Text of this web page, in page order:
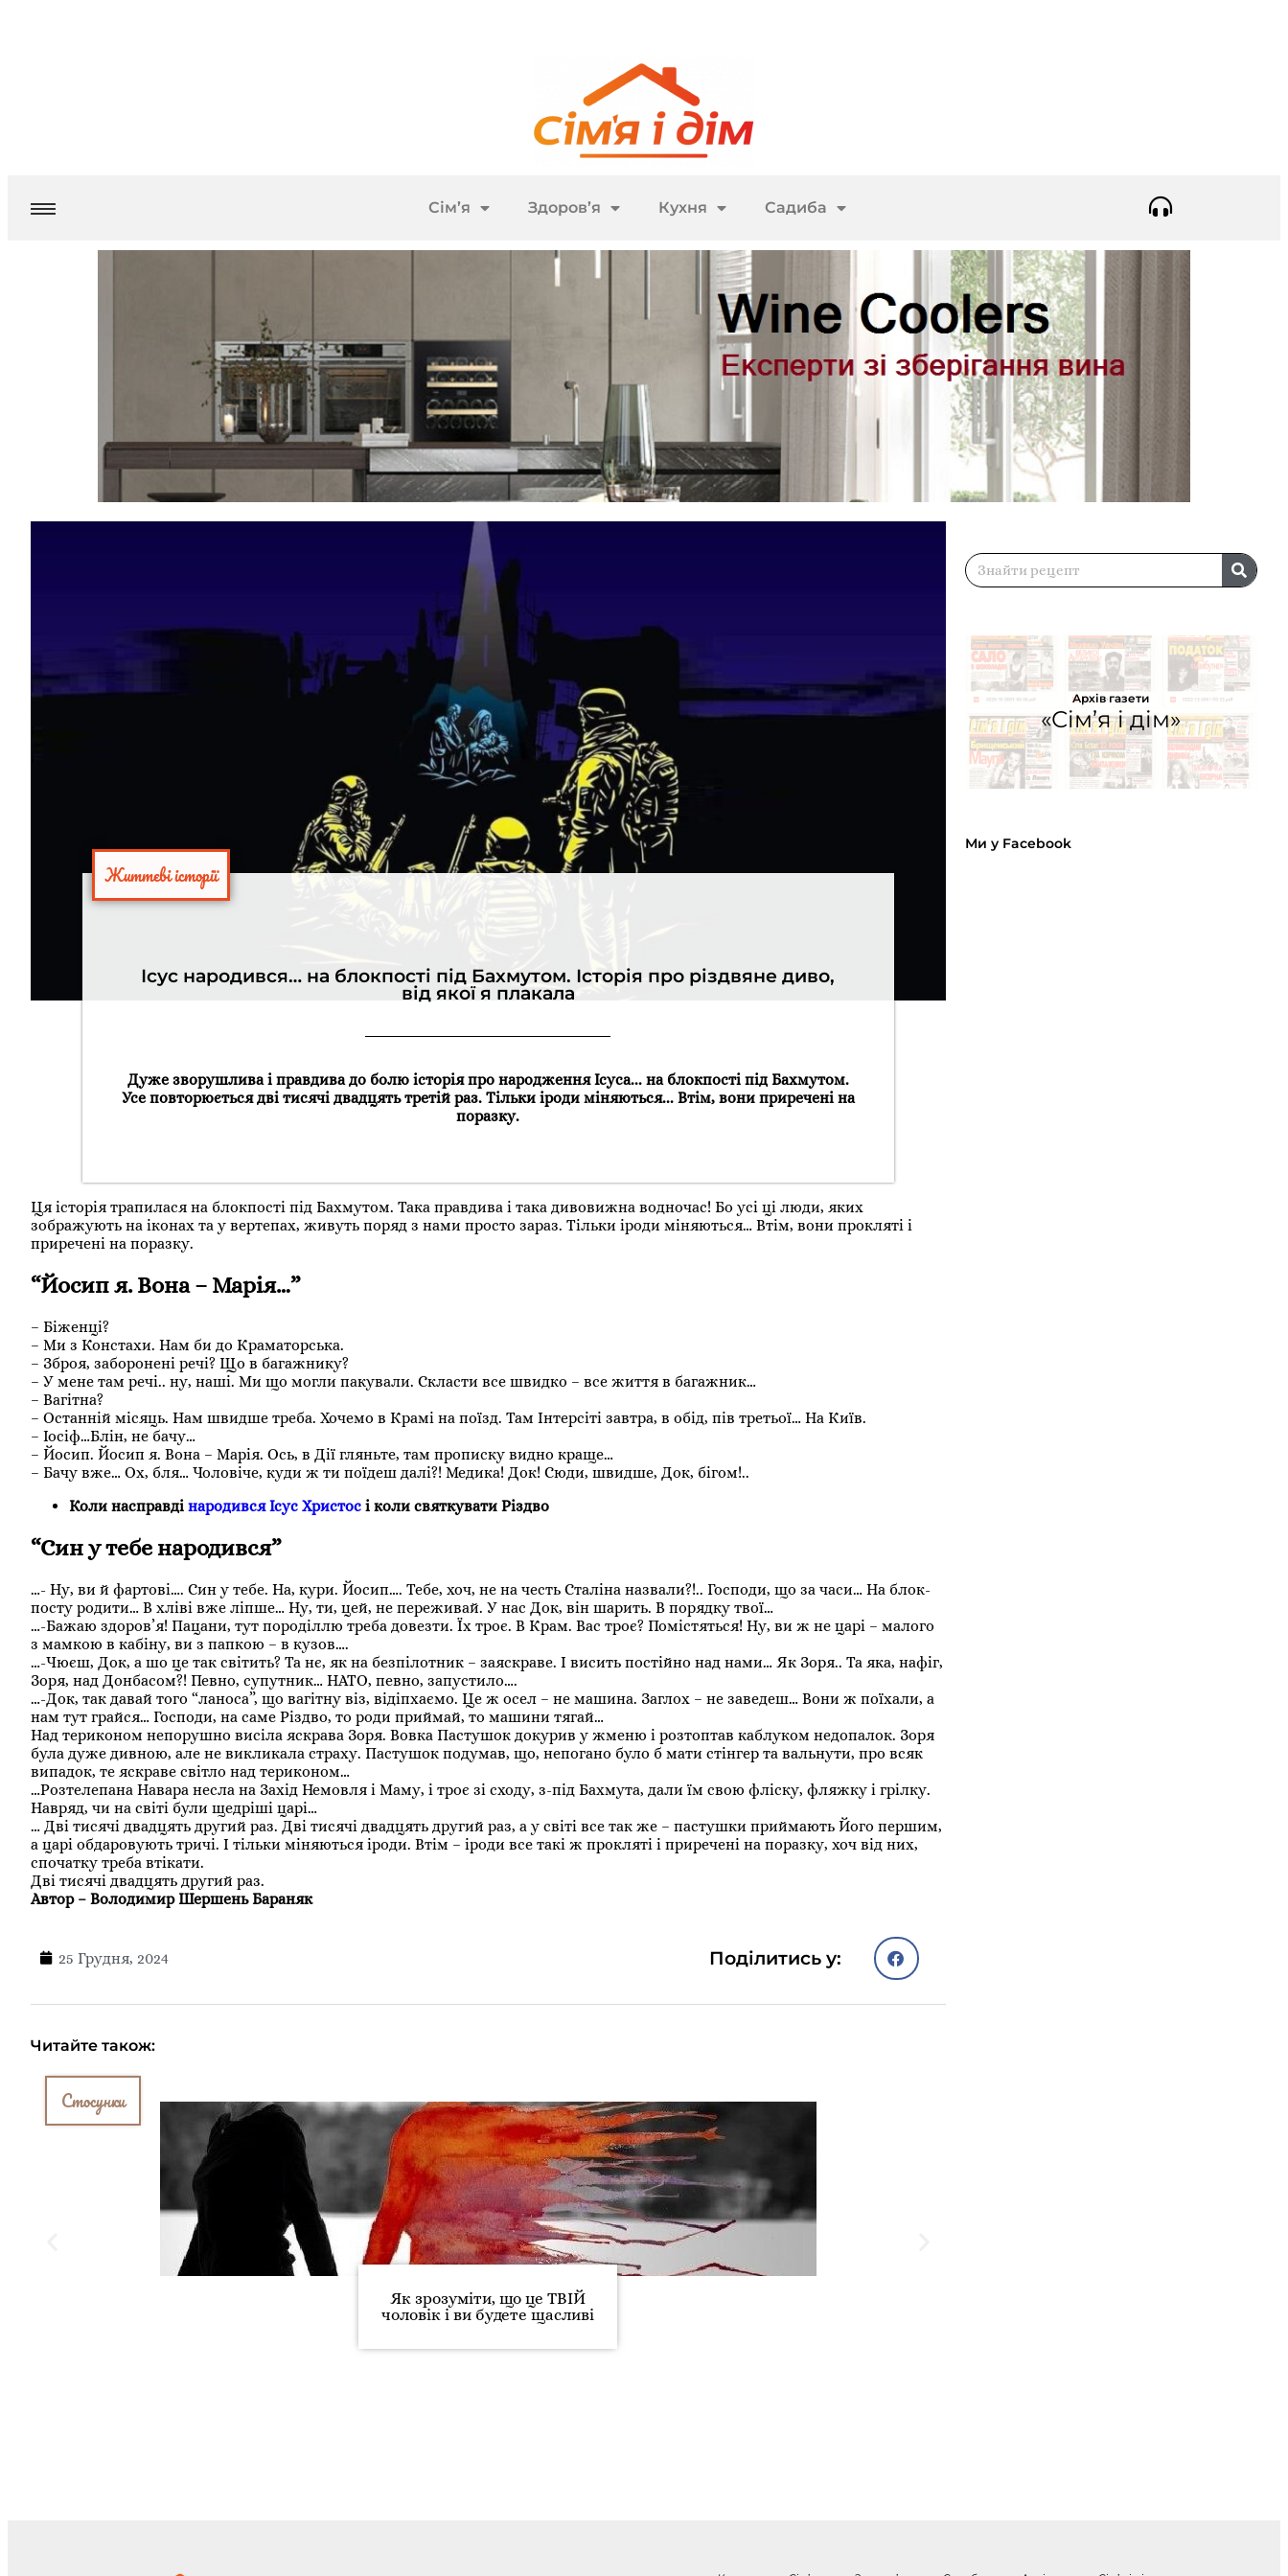
Сім’я Здоров’я Кухня Садиба
Життєві історії
Ісус народився… на блокпості під Бахмутом. Історія про різдвяне диво,
від якої я плакала
Дуже зворушлива і правдива до болю історія про народження Ісуса... на блокпості під Бахмутом.
Усе повторюється дві тисячі двадцять третій раз. Тільки іроди міняються... Втім, вони приречені на
поразку.
Ця історія трапилася на блокпості під Бахмутом. Така правдива і така дивовижна водночас! Бо усі ці люди, яких
зображують на іконах та у вертепах, живуть поряд з нами просто зараз. Тільки іроди міняються… Втім, вони прокляті і
приречені на поразку.
“Йосип я. Вона – Марія…”
– Біженці?
– Ми з Констахи. Нам би до Краматорська.
– Зброя, заборонені речі? Що в багажнику?
– У мене там речі.. ну, наші. Ми що могли пакували. Скласти все швидко – все життя в багажник…
– Вагітна?
– Останній місяць. Нам швидше треба. Хочемо в Крамі на поїзд. Там Інтерсіті завтра, в обід, пів третьої… На Київ.
– Іосіф…Блін, не бачу…
– Йосип. Йосип я. Вона – Марія. Ось, в Дії гляньте, там прописку видно краще…
– Бачу вже… Ох, бля… Чоловіче, куди ж ти поїдеш далі?! Медика! Док! Сюди, швидше, Док, бігом!..
Коли насправді народився Ісус Христос і коли святкувати Різдво
“Син у тебе народився”
…- Ну, ви й фартові…. Син у тебе. На, кури. Йосип…. Тебе, хоч, не на честь Сталіна назвали?!.. Господи, що за часи… На блок-
посту родити… В хліві вже ліпше… Ну, ти, цей, не переживай. У нас Док, він шарить. В порядку твої…
…-Бажаю здоров’я! Пацани, тут породіллю треба довезти. Їх троє. В Крам. Вас троє? Помістяться! Ну, ви ж не царі – малого
з мамкою в кабіну, ви з папкою – в кузов….
…-Чюєш, Док, а шо це так світить? Та нє, як на безпілотник – заяскраве. І висить постійно над нами… Як Зоря.. Та яка, нафіг,
Зоря, над Донбасом?! Певно, супутник… НАТО, певно, запустило….
…-Док, так давай того “ланоса”, що вагітну віз, відіпхаємо. Це ж осел – не машина. Заглох – не заведеш… Вони ж поїхали, а
нам тут грайся… Господи, на саме Різдво, то роди приймай, то машини тягай…
Над териконом непорушно висіла яскрава Зоря. Вовка Пастушок докурив у жменю і розтоптав каблуком недопалок. Зоря
була дуже дивною, але не викликала страху. Пастушок подумав, що, непогано було б мати стінгер та вальнути, про всяк
випадок, те яскраве світло над териконом…
…Розтелепана Навара несла на Захід Немовля і Маму, і троє зі сходу, з-під Бахмута, дали їм свою фліску, фляжку і грілку.
Навряд, чи на світі були щедріші царі…
… Дві тисячі двадцять другий раз. Дві тисячі двадцять другий раз, а у світі все так же – пастушки приймають Його першим,
а царі обдаровують тричі. І тільки міняються іроди. Втім – іроди все такі ж прокляті і приречені на поразку, хоч від них,
спочатку треба втікати.
Дві тисячі двадцять другий раз.
Автор – Володимир Шершень Бараняк
25 Грудня, 2024 Поділитись у:
Читайте також:
Стосунки
Як зрозуміти, що це ТВІЙ
чоловік і ви будете щасливі
Архів газети
«Сім’я і дім»
Ми у Facebook